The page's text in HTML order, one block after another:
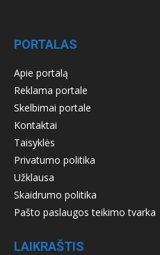
PORTALAS
Apie portalą
Reklama portale
Skelbimai portale
Kontaktai
Taisyklės
Privatumo politika
Užklausa
Skaidrumo politika
Pašto paslaugos teikimo tvarka
LAIKRAŠTIS